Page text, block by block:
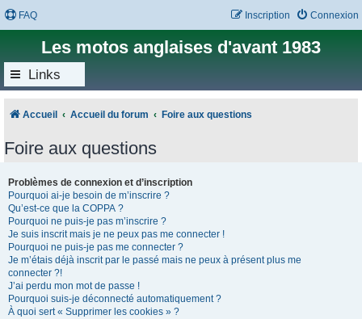
FAQ Connexion
Inscription
Les motos anglaises d'avant 1983
Links
Accueil Accueil du forum Foire aux questions
Foire aux questions
Problèmes de connexion et d’inscription
Pourquoi ai-je besoin de m’inscrire ?
Qu’est-ce que la COPPA ?
Pourquoi ne puis-je pas m’inscrire ?
Je suis inscrit mais je ne peux pas me connecter !
Pourquoi ne puis-je pas me connecter ?
Je m’étais déjà inscrit par le passé mais ne peux à présent plus me
connecter ?!
J’ai perdu mon mot de passe !
Pourquoi suis-je déconnecté automatiquement ?
À quoi sert « Supprimer les cookies » ?